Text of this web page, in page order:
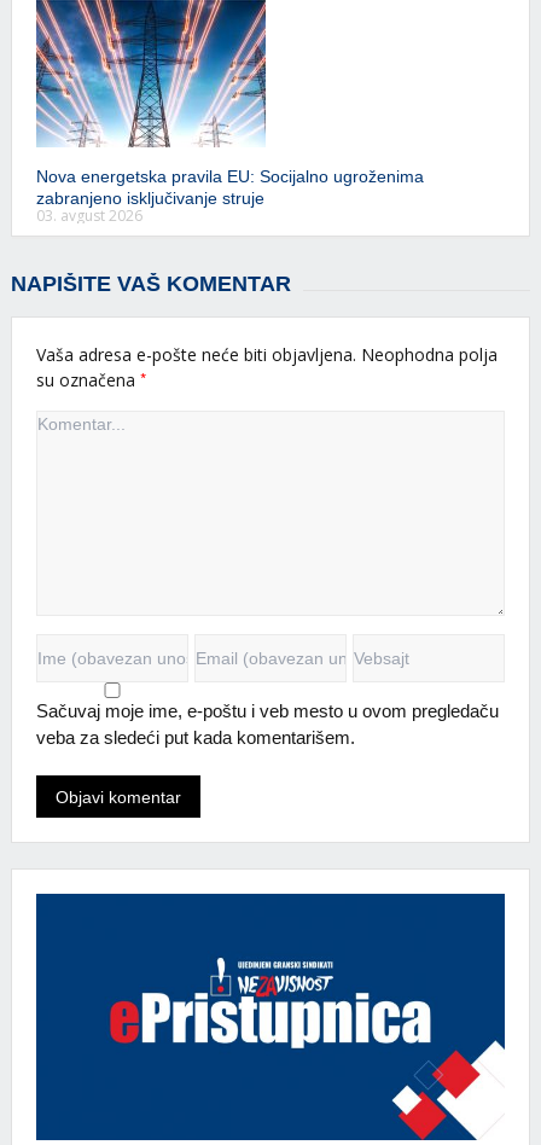
Nova energetska pravila EU: Socijalno ugroženima
zabranjeno isključivanje struje
03. avgust 2026
NAPIŠITE VAŠ KOMENTAR
Vaša adresa e-pošte neće biti objavljena. Neophodna polja
su označena *
Sačuvaj moje ime, e-poštu i veb mesto u ovom pregledaču
veba za sledeći put kada komentarišem.